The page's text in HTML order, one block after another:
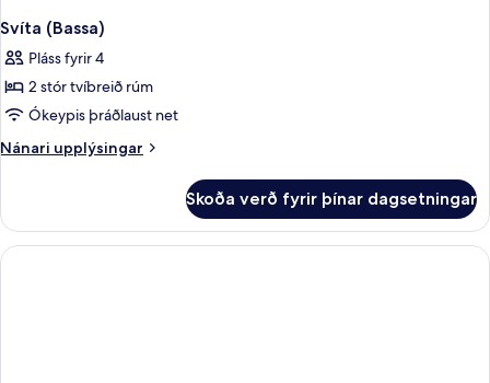
Svíta (Bassa)
Pláss fyrir 4
2 stór tvíbreið rúm
Ókeypis þráðlaust net
Nánari upplýsingar
Nánari
(Bassa)
Skoða verð fyrir þínar dagsetningar